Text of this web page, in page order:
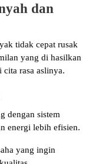
dan
tidak cepat rusak
yang di hasilkan
cita rasa aslinya.
dengan sistem
energi lebih efisien.
yang ingin